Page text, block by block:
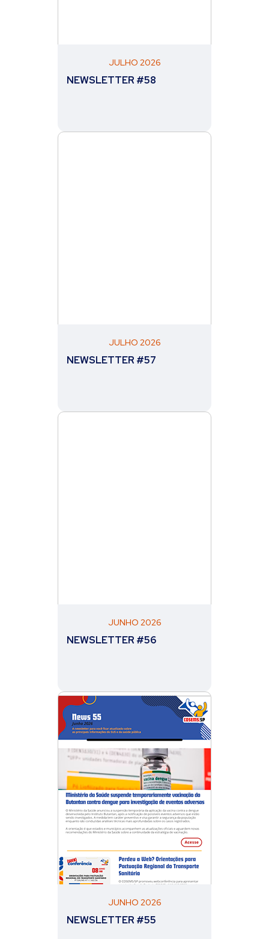
JULHO 2026
NEWSLETTER #58
JULHO 2026
NEWSLETTER #57
JUNHO 2026
NEWSLETTER #56
JUNHO 2026
NEWSLETTER #55